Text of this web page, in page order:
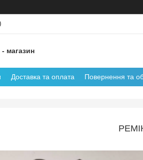
магазин
Доставка та оплата Повернення та